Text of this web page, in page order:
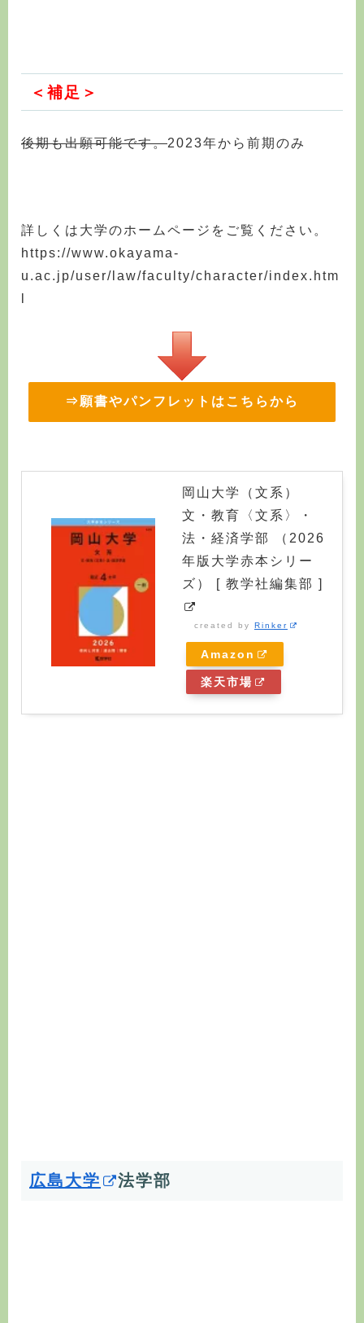
＜補足＞
後期も出願可能です。2023年から前期のみ
詳しくは大学のホームページをご覧ください。
https://www.okayama-
u.ac.jp/user/law/faculty/character/index.htm
⇒願書やパンフレットはこちらから
岡山大学（文系）
文・教育〈文系〉・
法・経済学部 （2026
年版大学赤本シリー
ズ） [ 教学社編集部 ]
created by Rinker
Amazon
楽天市場
広島大学 法学部